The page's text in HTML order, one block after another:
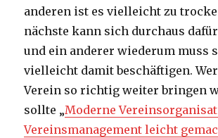
anderen ist es vielleicht zu
nächste kann sich durchaus
und ein anderer wiederum muss
vielleicht damit beschäftigen.
Verein so richtig weiter bringen
sollte „Moderne
Vereinsmanagement leicht